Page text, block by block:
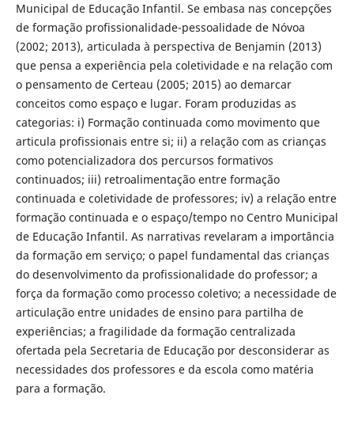
Municipal de Educação Infantil. Se embasa nas concepções
de formação profissionalidade-pessoalidade de Nóvoa
(2002; 2013), articulada à perspectiva de Benjamin (2013)
que pensa a experiência pela coletividade e na relação com
o pensamento de Certeau (2005; 2015) ao demarcar
conceitos como espaço e lugar. Foram produzidas as
categorias: i) Formação continuada como movimento que
articula profissionais entre si; ii) a relação com as crianças
como potencializadora dos percursos formativos
continuados; iii) retroalimentação entre formação
continuada e coletividade de professores; iv) a relação entre
formação continuada e o espaço/tempo no Centro Municipal
de Educação Infantil. As narrativas revelaram a importância
da formação em serviço; o papel fundamental das crianças
do desenvolvimento da profissionalidade do professor; a
força da formação como processo coletivo; a necessidade de
articulação entre unidades de ensino para partilha de
experiências; a fragilidade da formação centralizada
ofertada pela Secretaria de Educação por desconsiderar as
necessidades dos professores e da escola como matéria
para a formação.